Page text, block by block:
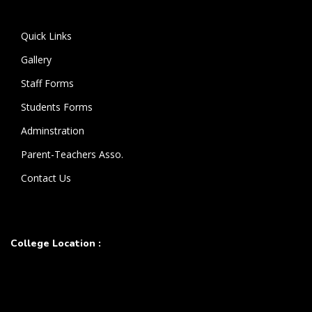
Quick Links
Gallery
Staff Forms
Students Forms
Adminstration
Parent-Teachers Asso.
Contact Us
College Location :